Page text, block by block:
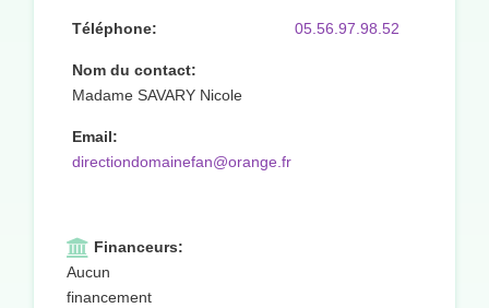
Téléphone: 05.56.97.98.52
Nom du contact:
Madame SAVARY Nicole
Email:
directiondomainefan@orange.fr
Financeurs:
Aucun
financement